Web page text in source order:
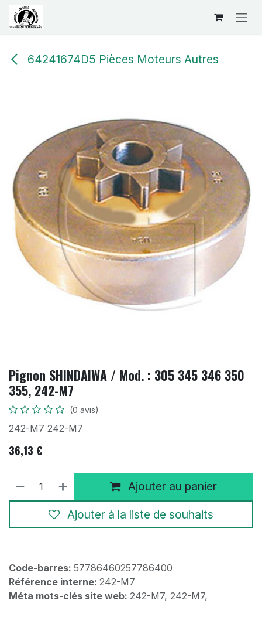
Se rendre au contenu
64241674D5 Pièces Moteurs Autres
Pignon SHINDAIWA / Mod. : 305 345 346 350
355, 242-M7
(0 avis)
242-M7 242-M7
36,13 €
Ajouter au panier
Ajouter à la liste de souhaits
Code-barres: 57786460257786400
Référence interne: 242-M7
Méta mots-clés site web: 242-M7, 242-M7,